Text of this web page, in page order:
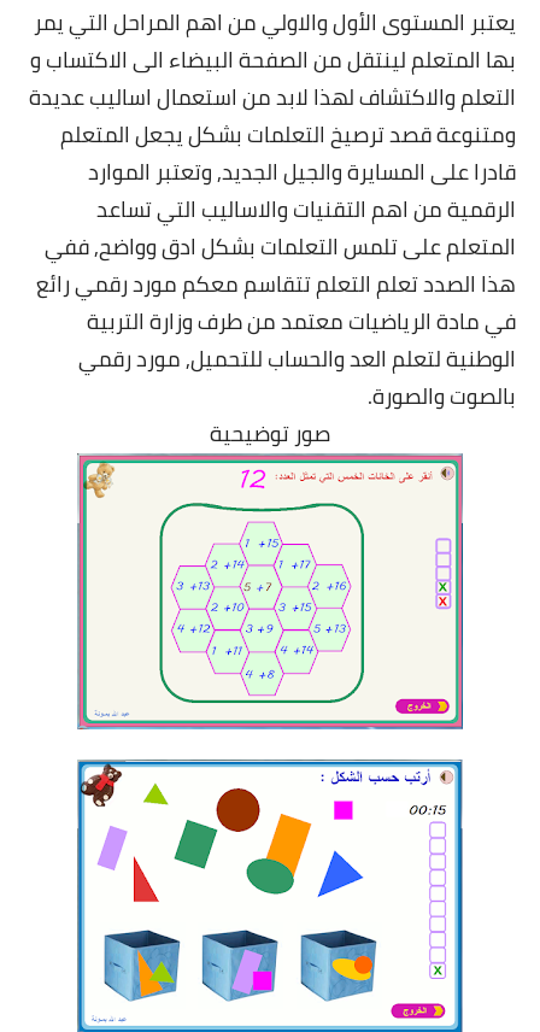
يعتبر المستوى الأول والاولي من اهم المراحل التي يمر
بها المتعلم لينتقل من الصفحة البيضاء الى الاكتساب و
التعلم والاكتشاف لهذا لابد من استعمال اساليب عديدة
ومتنوعة قصد ترصيخ التعلمات بشكل يجعل المتعلم
قادرا على المسايرة والجيل الجديد, وتعتبر الموارد
الرقمية من اهم التقنيات والاساليب التي تساعد
المتعلم على تلمس التعلمات بشكل ادق وواضح, ففي
هذا الصدد تعلم التعلم تتقاسم معكم مورد رقمي رائع
في مادة الرياضيات معتمد من طرف وزارة التربية
الوطنية لتعلم العد والحساب للتحميل, مورد رقمي
بالصوت والصورة.
صور توضيحية